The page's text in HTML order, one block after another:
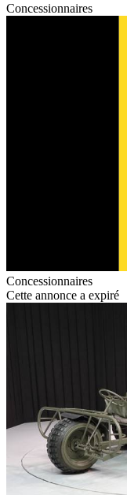
Concessionnaires
Concessionnaires
Cette annonce a expiré